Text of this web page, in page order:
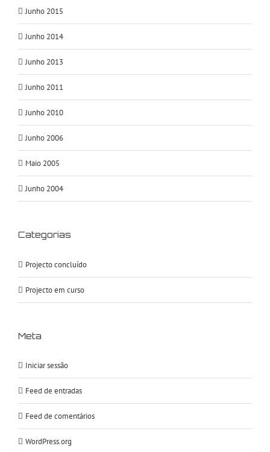
Junho 2015
Junho 2014
Junho 2013
Junho 2011
Junho 2010
Junho 2006
Maio 2005
Junho 2004
Categorias
Projecto concluído
Projecto em curso
Meta
Iniciar sessão
Feed de entradas
Feed de comentários
WordPress.org